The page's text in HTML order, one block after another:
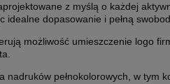
z myślą o każdej
dopasowanie i pełną
możliwość umieszczenie logo
nadruków pełnokolorowych, w tym